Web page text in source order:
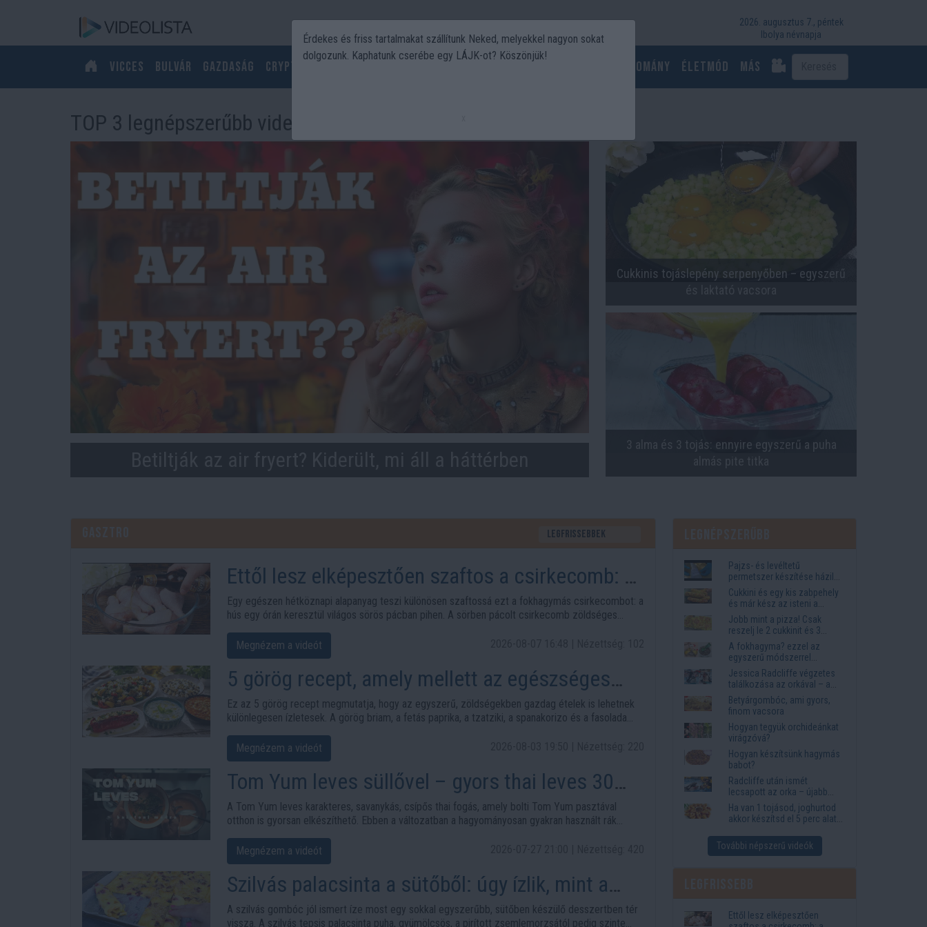
2026. augusztus 7., péntek
Ibolya névnapja
Vicces Bulvár Gazdaság Crypto Politika DIY Utazás Tudomány Életmód más
TOP 3 legnépszerűbb videó a(z) Gasztro kategóriában
Cukkinis tojáslepény serpenyőben – egyszerű
3 alma és 3 tojás: ennyire egyszerű a puha
Ettől lesz elképesztően szaftos a csirkecomb: a
sörös pác a titok
Egy egészen hétköznapi alapanyag teszi különösen szaftossá ezt a fokhagymás csirkecombot: a
hús egy órán keresztül világos sörös pácban pihen. A sörben pácolt csirkecomb zöldséges
éttermi fogásra emlékeztet.
Megnézem a videót
5 görög recept, amely mellett az egészséges
étel sem tűnik lemondásnak
Ez az 5 görög recept megmutatja, hogy az egyszerű, zöldségekben gazdag ételek is lehetnek
különlegesen ízletesek. A görög briam, a fetás paprika, a tzatziki, a spanakorizo és a fasolada
Megnézem a videót
Tom Yum leves süllővel – gyors thai leves 30
perc alatt
A Tom Yum leves karakteres, savanykás, csípős thai fogás, amely bolti Tom Yum pasztával
otthon is gyorsan elkészíthető. Ebben a változatban a hagyományosan gyakran használt rák
A recept a YouTube-on megjelent „Tom Yum leves egyszerűen otthon” videó alapján készült,
melyet a cikk végén meg is nezhetsz.
Megnézem a videót
Szilvás palacsinta a sütőből: úgy ízlik, mint a
gombóc
A szilvás gombóc jól ismert íze most egy sokkal egyszerűbb, sütőben készülő desszertben tér
vissza. A szilvás tepsis palacsinta puha, gyümölcsös, a pirított zsemlemorzsától pedig szinte
Pajzs- és levéltetű
permetszer készítése házilag
"Nem sok kell hozzá"
Cukkini és egy kis zabpehely
és már kész az isteni a
fantasztikus vacsora
Jobb mint a pizza! Csak
reszelj le 2 cukkinit és 3
burgonyát! finom és könnyű!
A fokhagyma? ezzel az
egyszerű módszerrel
újjáéleszt minden korhadt
orchideát ?
Jessica Radcliffe végzetes
találkozása az orkával – a
tragédia részletei
Betyárgombóc, ami gyors,
finom vacsora
Hogyan tegyük orchideánkat
virágzóvá?
Hogyan készítsünk hagymás
babot?
Radcliffe után ismét
lecsapott az orka – újabb
tragédia a SeaWorld falai
mögött
Ha van 1 tojásod, joghurtod
akkor készítsd el 5 perc alatt
További népszerű videók
Ettől lesz elképesztően
Érdekes és friss tartalmakat szállítunk Neked, melyekkel nagyon sokat
dolgozunk. Kaphatunk cserébe egy LÁJK-ot? Köszönjük!